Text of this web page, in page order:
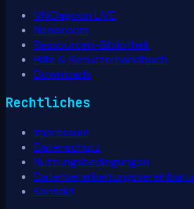
VNClagoon LIVE
Newsroom
Ressourcen-Bibliothek
Hilfe & Benutzerhandbuch
Downloads
Rechtliches
Impressum
Datenschutz
Nutzungsbedingungen
Kontakt